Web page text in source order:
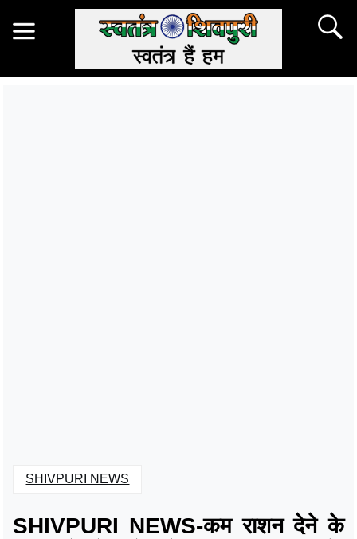
SHIVPURI NEWS
SHIVPURI NEWS-कम राशन देने के